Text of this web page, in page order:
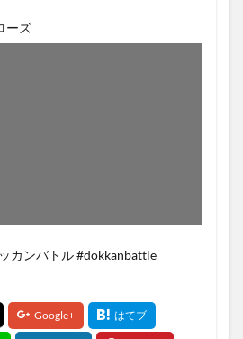
ーズ
カンバトル #dokkanbattle